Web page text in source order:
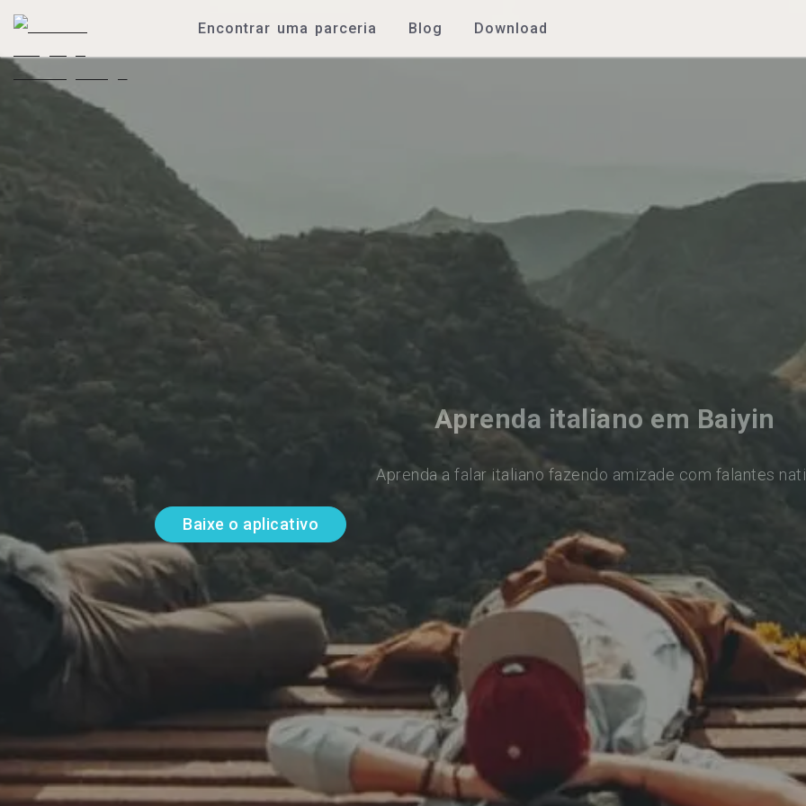
Encontrar uma parceria Blog Download
Aprenda italiano em Baiyin
Aprenda a falar italiano fazendo amizade com falantes
Baixe o aplicativo